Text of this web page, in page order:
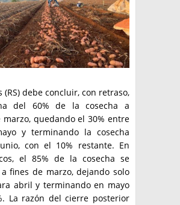
GENERAL
Y NORMATIVAS
SOMOS
NOTICIAS
(RS) debe concluir, con retraso,
del 60% de la cosecha a
marzo, quedando el 30% entre
y terminando la cosecha
con el 10% restante. En
el 85% de la cosecha se
fines de marzo, dejando solo
abril y terminando en mayo
La razón del cierre posterior